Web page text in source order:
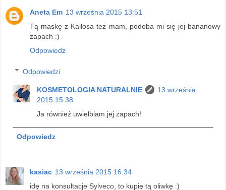
Aneta Em 13 września 2015 13:51
Tą maskę z Kallosa też mam, podoba mi się jej bananowy
zapach :)
Odpowiedz
Odpowiedzi
KOSMETOLOGIA NATURALNIE
13 września
2015 15:38
Ja również uwielbiam jej zapach!
Odpowiedz
kasiac 13 września 2015 16:34
idę na konsultacje Sylveco, to kupię tą oliwkę :)